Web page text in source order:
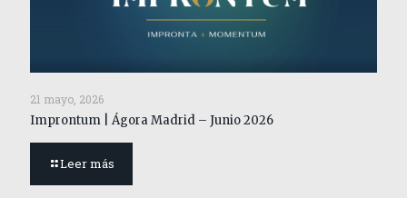
21 mayo, 2026
Improntum | Ágora Madrid – Junio 2026
Leer más